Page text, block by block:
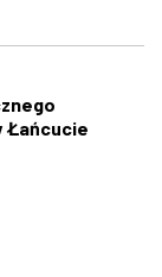
Łańcucie